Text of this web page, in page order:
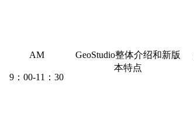
AM
9：00-11：30
GeoStudio整体介绍和新版
本特点